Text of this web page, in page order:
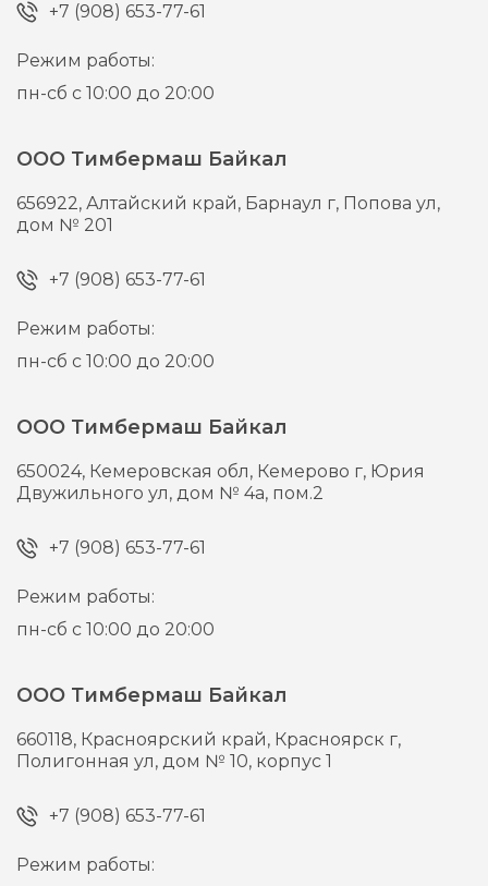
+7 (908) 653-77-61
Режим работы:
пн-сб с 10:00 до 20:00
ООО Тимбермаш Байкал
656922,Алтайский край, Барнаул г, Попова ул,
дом № 201
+7 (908) 653-77-61
Режим работы:
пн-сб с 10:00 до 20:00
ООО Тимбермаш Байкал
650024, Кемеровская обл, Кемерово г, Юрия
Двужильного ул, дом № 4а, пом.2
+7 (908) 653-77-61
Режим работы:
пн-сб с 10:00 до 20:00
ООО Тимбермаш Байкал
660118, Красноярский край, Красноярск г,
Полигонная ул, дом № 10, корпус 1
+7 (908) 653-77-61
Режим работы: